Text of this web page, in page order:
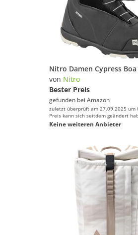
von Nitro
Bester Preis
gefunden bei Amazon
zuletzt überprüft am 27.09.2025 um
Preis kann sich seitdem geändert
Keine weiteren Anbieter